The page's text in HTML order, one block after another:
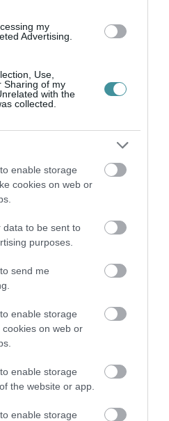
my
Advertising.
Use,
Sharing of my
with the
collected.
enable storage
cookies on web or
data to be sent to
purposes.
send me
enable storage
on web or
enable storage
the website or app.
enable storage
ügye
A DIGITÁLIS TANULÁS
LEÁLLÍTOTT